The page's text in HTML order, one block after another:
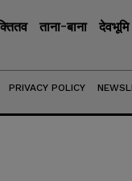
ताना-बाना देवभूमि
PRIVACY POLICY